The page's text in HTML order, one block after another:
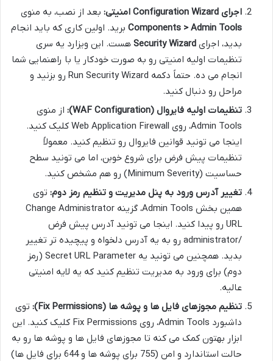
اجرای Configuration Wizard امنیتی:
بعد از نصب، به منوی
Components > Admin Tools برید. اولین کاری که باید انجام
بدید، اجرای Security Wizard هست. این ویزارد یه سری
تنظیمات اولیه امنیتی رو به صورت خودکار یا با راهنمایی شما
انجام می ده. حتماً دکمه Run Security Wizard رو بزنید و
مراحل رو دنبال کنید.
تنظیمات اولیه فایروال (WAF Configuration):
از منوی
Admin Tools، روی Web Application Firewall کلیک کنید.
اینجا می تونید قوانین فایروال رو تنظیم کنید. معمولاً
تنظیمات پیش فرض برای شروع خوبن، اما می تونید سطح
حساسیت (Minimum Severity) رو هم مشخص کنید.
تغییر آدرس ورود به پنل مدیریت و تنظیم رمز دوم: توی
همین بخش Admin Tools، گزینه Change Administrator
URL رو پیدا کنید. اینجا می تونید آدرس پیش فرض
/administrator رو به یه آدرس دلخواه و پیچیده تر تغییر
بدید. همچنین می تونید یه Secret URL Parameter (رمز
دوم) برای ورود به مدیریت تنظیم کنید که یه لایه امنیتی
عالیه.
تنظیم مجوزهای فایل ها و پوشه ها (Fix Permissions):
توی
داشبورد Admin Tools، روی Fix Permissions کلیک کنید. این
ابزار بهتون کمک می کنه تا مجوزهای فایل ها و پوشه ها رو به
حالت استاندارد و امن (755 برای پوشه ها و 644 برای فایل ها)